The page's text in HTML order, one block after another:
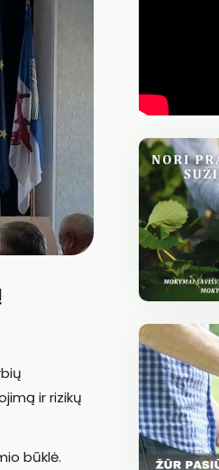
ir rizikų
būklė.